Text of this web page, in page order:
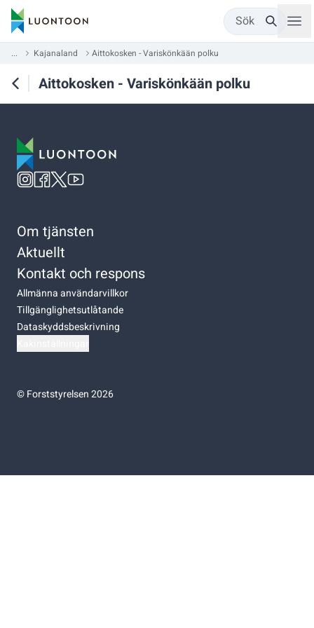
Sök
... Kajanaland Aittokosken - Variskönkään polku
Aittokosken - Variskönkään polku
Om tjänsten
Aktuellt
Kontakt och respons
Allmänna användarvillkor
Tillgänglighetsutlåtande
Dataskyddsbeskrivning
©Forststyrelsen 2026